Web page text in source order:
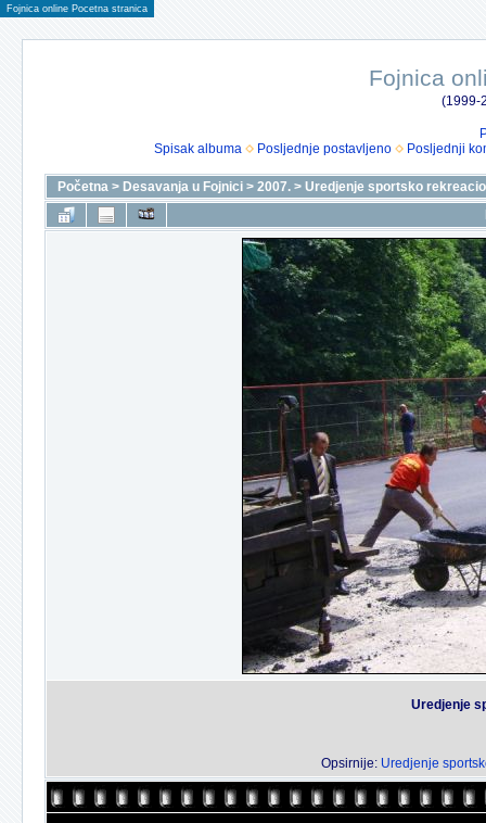
Fojnica online Pocetna stranica
Fojnica
(1999-
Spisak albuma
Posljednje postavljeno Posljednji
Početna > Desavanja u Fojnici > 2007. > Uredjenje sportsko
Uredjenje
Opsirnije: Uredjenje